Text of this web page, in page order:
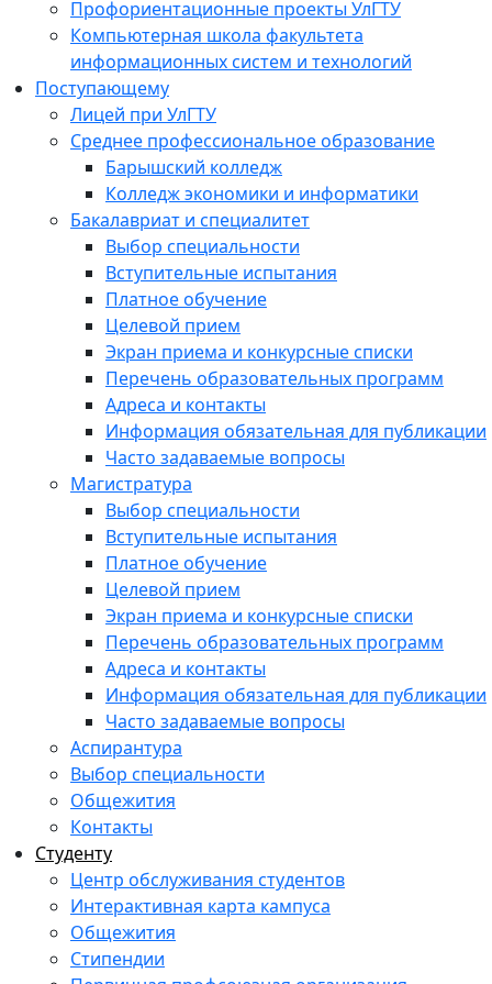
Профориентационные проекты УлГТУ
Компьютерная школа факультета
информационных систем и технологий
Поступающему
Лицей при УлГТУ
Среднее профессиональное образование
Барышский колледж
Колледж экономики и информатики
Бакалавриат и специалитет
Выбор специальности
Вступительные испытания
Платное обучение
Целевой прием
Экран приема и конкурсные списки
Перечень образовательных программ
Адреса и контакты
Информация обязательная для публикации
Часто задаваемые вопросы
Магистратура
Выбор специальности
Вступительные испытания
Платное обучение
Целевой прием
Экран приема и конкурсные списки
Перечень образовательных программ
Адреса и контакты
Информация обязательная для публикации
Часто задаваемые вопросы
Аспирантура
Выбор специальности
Общежития
Контакты
Студенту
Центр обслуживания студентов
Интерактивная карта кампуса
Общежития
Стипендии